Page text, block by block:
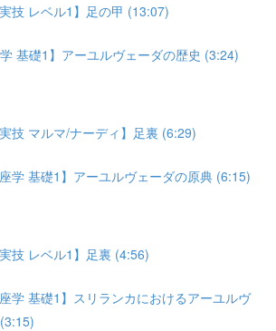
実技 レベル1】足の甲 (13:07)
学 基礎1】アーユルヴェーダの歴史 (3:24)
実技 マルマ/ナーディ】足裏 (6:29)
座学 基礎1】アーユルヴェーダの原典 (6:15)
実技 レベル1】足裏 (4:56)
座学 基礎1】スリランカにおけるアーユルヴ